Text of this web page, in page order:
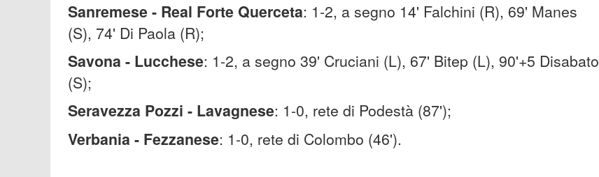
Sanremese - Real Forte Querceta: 1-2, a segno 14' Falchini (R), 69' Manes
(S), 74' Di Paola (R);
Savona - Lucchese: 1-2, a segno 39' Cruciani (L), 67' Bitep (L), 90'+5 Disabato
(S);
Seravezza Pozzi - Lavagnese: 1-0, rete di Podestà (87');
Verbania - Fezzanese: 1-0, rete di Colombo (46').